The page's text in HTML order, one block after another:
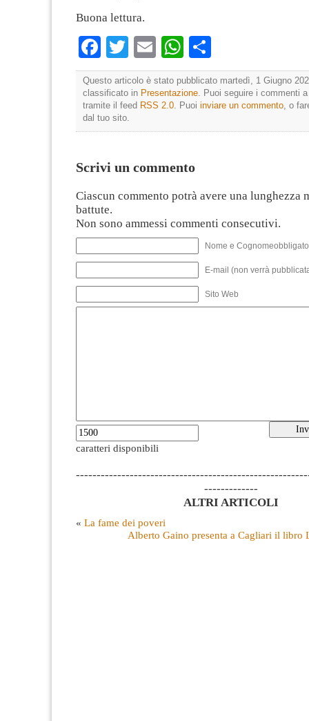
Buona lettura.
Facebook
TwitterEmailWhatsApp
Questo articolo è stato pubblicato martedì, 1 Giugno
classificato in Presentazione. Puoi seguire i commenti
tramite il feed RSS 2.0. Puoi inviare un commento, o
dal tuo sito.
Scrivi un commento
Ciascun commento potrà avere una lunghezza
battute.
Non sono ammessi commenti consecutivi.
Nome e
E-mail (non verrà
Sito Web
caratteri disponibili
-------------
ALTRI ARTICOLI
« La fame dei poveri
Alberto Gaino presenta a Cagliari il libro